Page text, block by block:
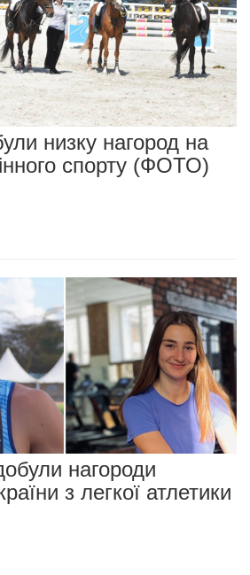
низку нагород на
спорту (ФОТО)
нагороди
з легкої атлетики